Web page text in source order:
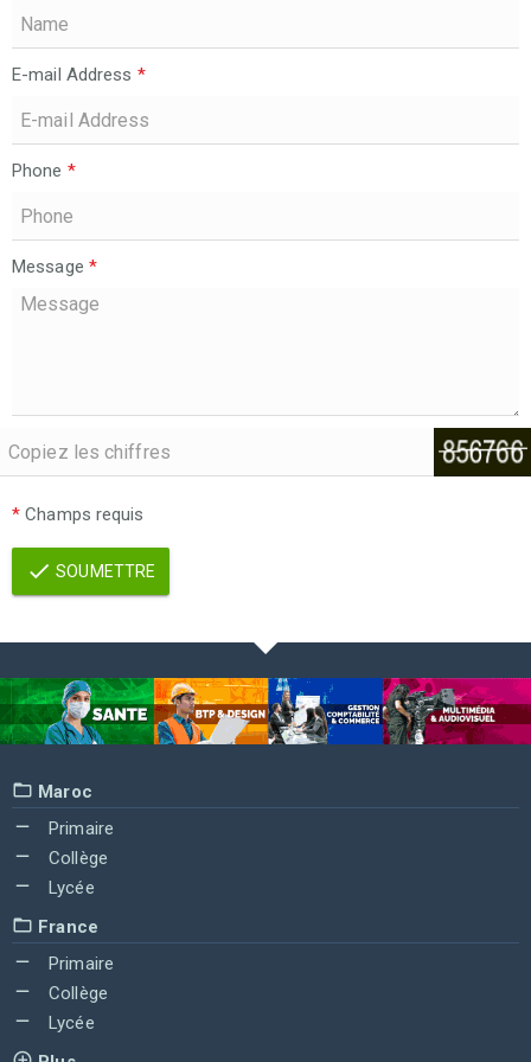
E-mail Address *
Phone *
Message *
* Champs requis
SOUMETTRE
Maroc
Primaire
Collège
Lycée
France
Primaire
Collège
Lycée